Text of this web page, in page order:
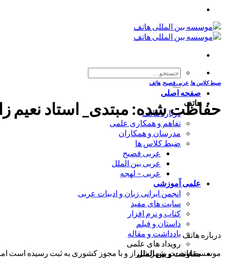
جستجو
برای:
صفحه اصلی
هاتف
درباره هاتف
تفاهم و همکاری علمی
مدرسان و همکاران
ضبط کلاس ها
عربی فصیح
عربی بین الملل
عربی – لهجه
علمی آموزشی
انجمن ایرانی زبان و ادبیات عربی
سایت های مفید
کتاب و نرم افزار
داستان و فیلم
یادداشت و مقاله
رویداد های علمی
مقاومت و بین الملل
ضبط کلاس ها عربی فصیح هاتف
حفاظت شده: مبتدی_ استاد نعیم
درباره هاتف
موسسه هاتف در شهر شیراز و با مجوز کشوری به ثبت رسیده است